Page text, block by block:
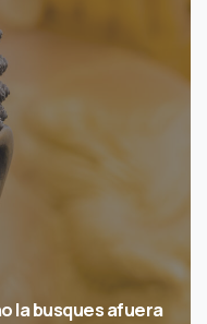
la busques afuera